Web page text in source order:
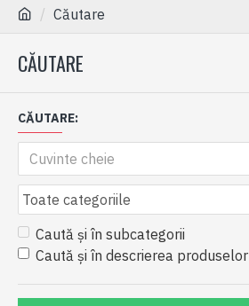
Căutare
CĂUTARE
CĂUTARE:
Caută și în subcategorii
Caută și în descrierea produselor